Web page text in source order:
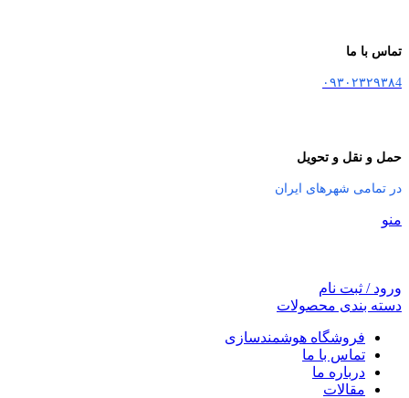
تماس با ما
۰۹۳۰۲۳۲۹۳۸4
حمل و نقل و تحویل
در تمامی شهرهای ایران
منو
ورود / ثبت نام
دسته بندی محصولات
فروشگاه هوشمندسازی
تماس با ما
درباره ما
مقالات